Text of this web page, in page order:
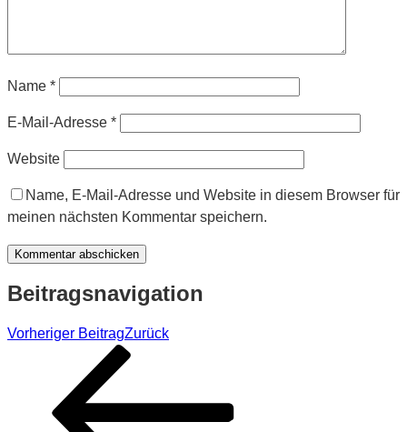
Name *
E-Mail-Adresse *
Website
Name, E-Mail-Adresse und Website in diesem Browser für
meinen nächsten Kommentar speichern.
Beitragsnavigation
Vorheriger BeitragZurück